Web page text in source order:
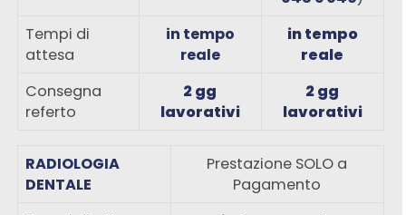
Tempi di
attesa
in tempo
reale
in tempo
reale
Consegna
referto
2 gg
lavorativi
2 gg
lavorativi
RADIOLOGIA
DENTALE
Prestazione SOLO a
Pagamento